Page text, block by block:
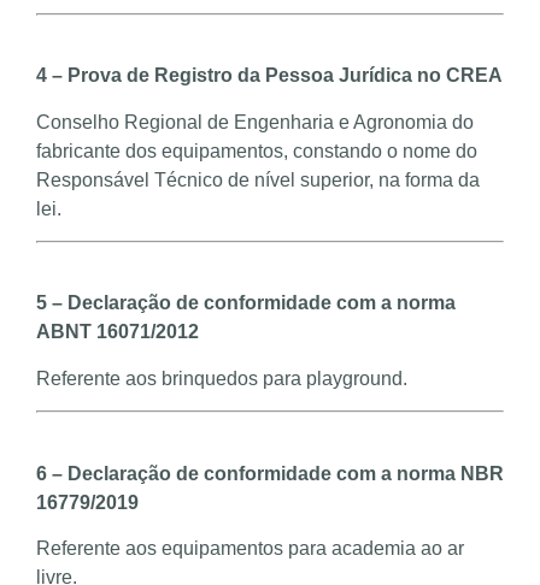
4 – Prova de Registro da Pessoa Jurídica no CREA
Conselho Regional de Engenharia e Agronomia do
fabricante dos equipamentos, constando o nome do
Responsável Técnico de nível superior, na forma da
lei.
5 – Declaração de conformidade com a norma
ABNT 16071/2012
Referente aos brinquedos para playground.
6 – Declaração de conformidade com a norma NBR
16779/2019
Referente aos equipamentos para academia ao ar
livre.